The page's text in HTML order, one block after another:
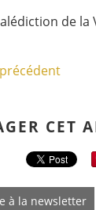
de la
CET
à la newsletter